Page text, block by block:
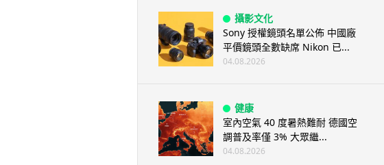
攝影文化
Sony 授權鏡頭名單公佈 中國廠
平價鏡頭全數缺席 Nikon 已...
04.08.2026
健康
室內空氣 40 度暑熱難耐 德國空
調普及率僅 3% 大眾繼...
04.08.2026